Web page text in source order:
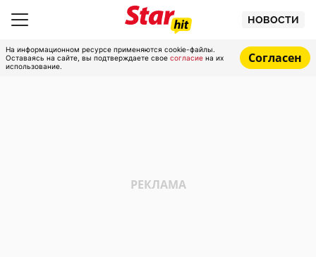
НОВОСТИ
На информационном ресурсе применяются cookie-файлы.
Оставаясь на сайте, вы подтверждаете свое согласие на их
использование.
Согласен